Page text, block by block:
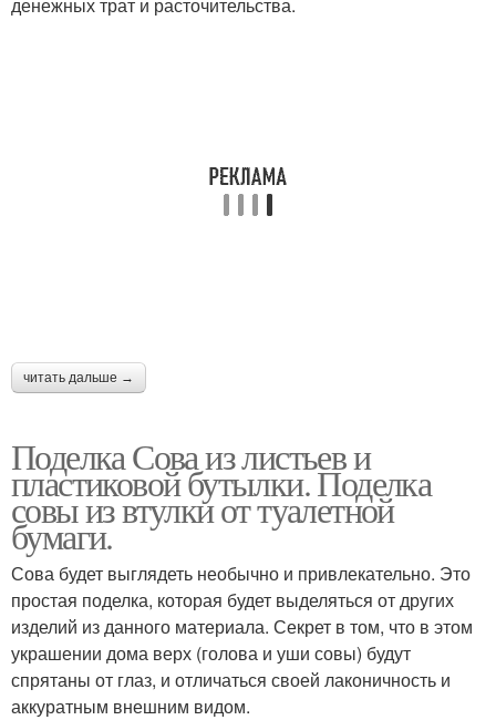
Сова в технике
Сова из бумаги
Сова из гофрированной
Фетровая сова Меховая сова
читать дальше →
Поделка Сова из листьев и
пластиковой бутылки. Поделка
совы из втулки от туалетной
бумаги.
Сова будет выглядеть необычно и привлекательно. Это
простая поделка, которая будет выделяться от других
изделий из данного материала. Секрет в том, что в этом
украшении дома верх (голова и уши совы) будут
спрятаны от глаз, и отличаться своей лаконичность и
аккуратным внешним видом.